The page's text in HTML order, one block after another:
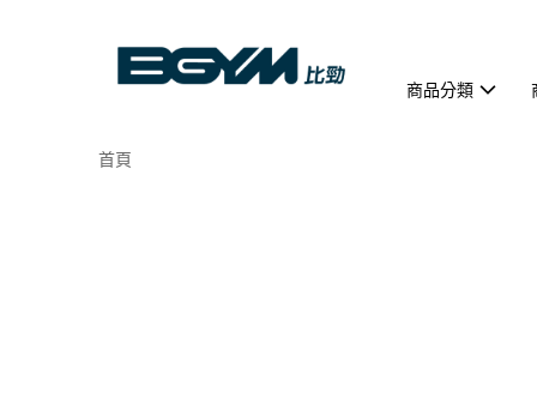
商品分類
首頁